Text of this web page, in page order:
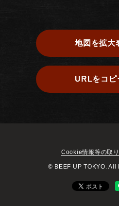
地図を拡大
URLをコピ
Cookie情報等の取
© BEEF UP TOKYO.